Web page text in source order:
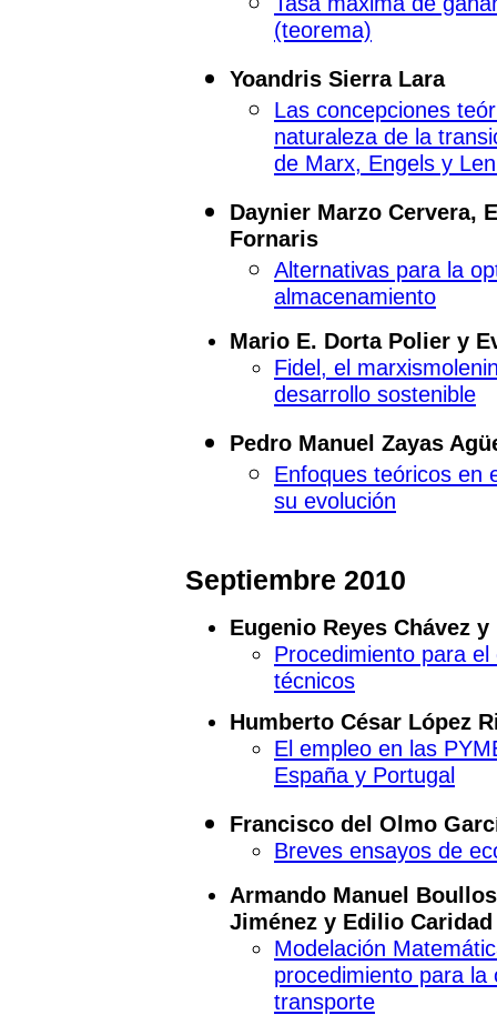
(teorema)
Yoandris Sierra Lara
Las concepciones
naturaleza de la
de Marx, Engels y
Daynier Marzo Cervera,
Fornaris
Alternativas para la
almacenamiento
Mario E. Dorta Polier y
Fidel, el
desarrollo sostenible
Pedro Manuel Zayas
Enfoques teóricos en
su evolución
Septiembre 2010
Eugenio Reyes Chávez
Procedimiento para
técnicos
Humberto César López
El empleo en las
España y Portugal
Francisco del Olmo
Breves ensayos de
Armando Manuel
Jiménez y Edilio
Modelación
procedimiento para la
transporte